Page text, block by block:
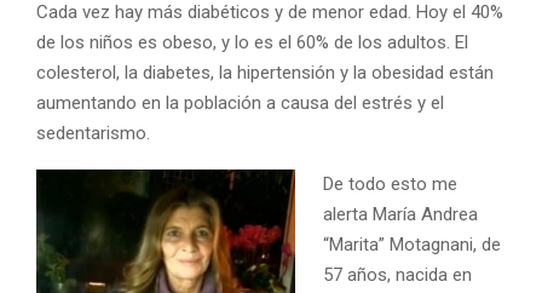
Cada vez hay más diabéticos y de menor edad. Hoy el 40%
de los niños es obeso, y lo es el 60% de los adultos. El
colesterol, la diabetes, la hipertensión y la obesidad están
aumentando en la población a causa del estrés y el
sedentarismo.
De todo esto me
alerta María Andrea
“Marita” Motagnani, de
57 años, nacida en